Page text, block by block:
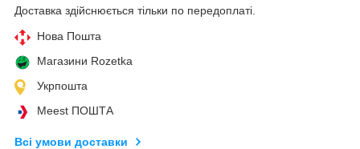
Доставка здійснюється тільки по передоплаті.
Нова Пошта
Магазини Rozetka
Укрпошта
Meest ПОШТА
Всі умови доставки